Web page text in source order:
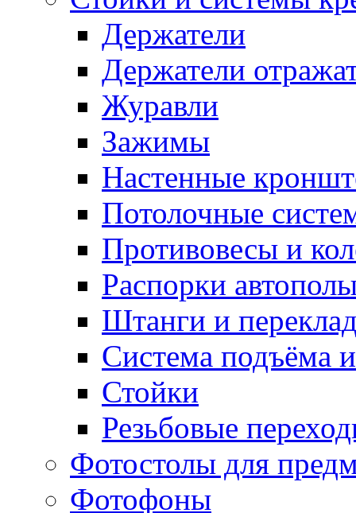
Держатели
Держатели
Журавли
Зажимы
Настенные
Потолочные
Противовесы и
Распорки
Штанги и
Система подъёма
Стойки
Резьбовые
Фотостолы для
Фотофоны